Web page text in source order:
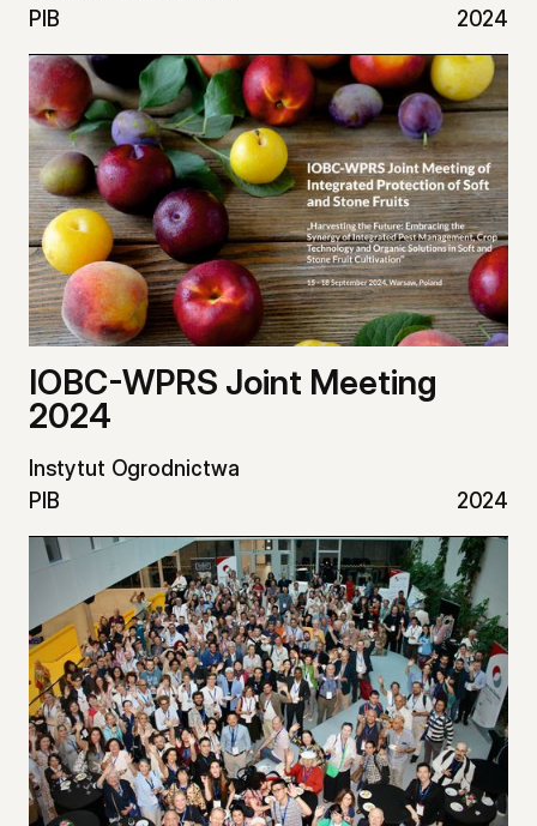
PIB
2024
IOBC-WPRS Joint Meeting
2024
Instytut Ogrodnictwa
PIB
2024